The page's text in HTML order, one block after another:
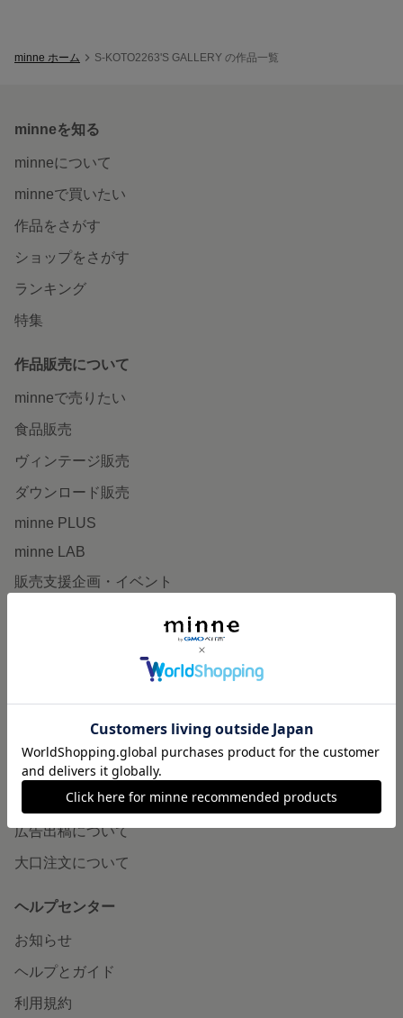
minne ホーム S-KOTO2263'S GALLERY の作品一覧
minneを知る
minneについて
minneで買いたい
作品をさがす
ショップをさがす
ランキング
特集
作品販売について
minneで売りたい
食品販売
ヴィンテージ販売
ダウンロード販売
minne PLUS
minne LAB
販売支援企画・イベント
minneとものづくりと
minneの本
企業の方へ
広告出稿について
大口注文について
ヘルプセンター
お知らせ
ヘルプとガイド
利用規約